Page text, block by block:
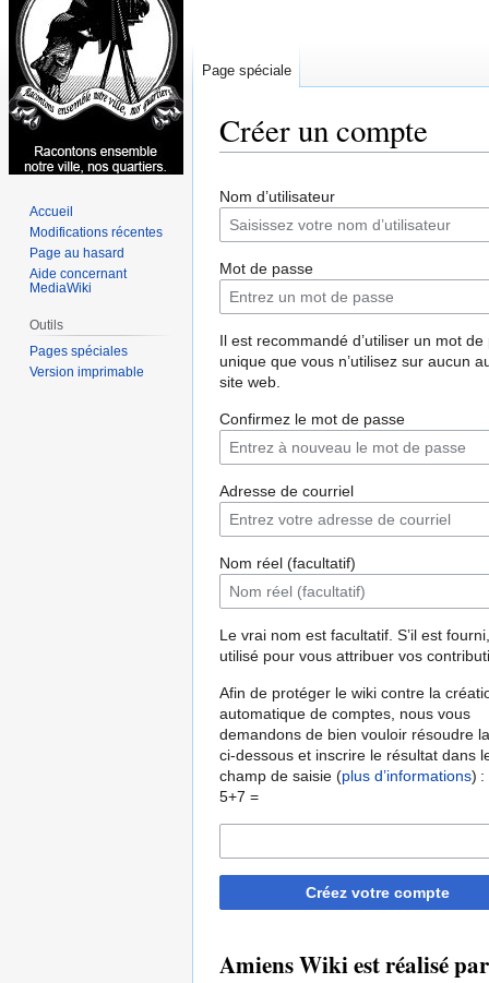
Créer un compte
à
à
Nom d’utilisateur
Mot de passe
Il est recommandé d’utiliser un mot de
unique que vous n’utilisez sur aucun
site web.
Confirmez le mot de passe
Adresse de courriel
Nom réel (facultatif)
Le vrai nom est facultatif. S’il est
utilisé pour vous attribuer vos
Afin de protéger le wiki contre la
automatique de comptes, nous vous
demandons de bien vouloir résoudre
ci-dessous et inscrire le résultat dans
champ de saisie (plus d’informations) :
5+7 =
Créez votre compte
Amiens Wiki est réalisé
Page spéciale
Accueil
Modifications récentes
Page au hasard
Aide concernant
MediaWiki
Outils
Pages spéciales
Version imprimable